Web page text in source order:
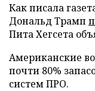
Как писала
Дональд Трамп
Пита Хегсета
Американские
почти 80%
систем ПРО.